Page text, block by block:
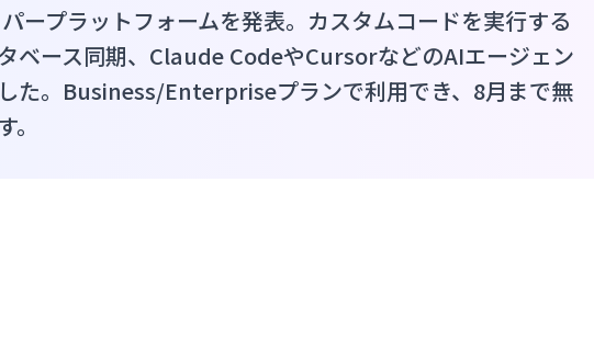
ープラットフォームを発表。カスタムコードを実行する
ベース同期、Claude CodeやCursorなどのAIエージェン
た。Business/Enterpriseプランで利用でき、8月まで無